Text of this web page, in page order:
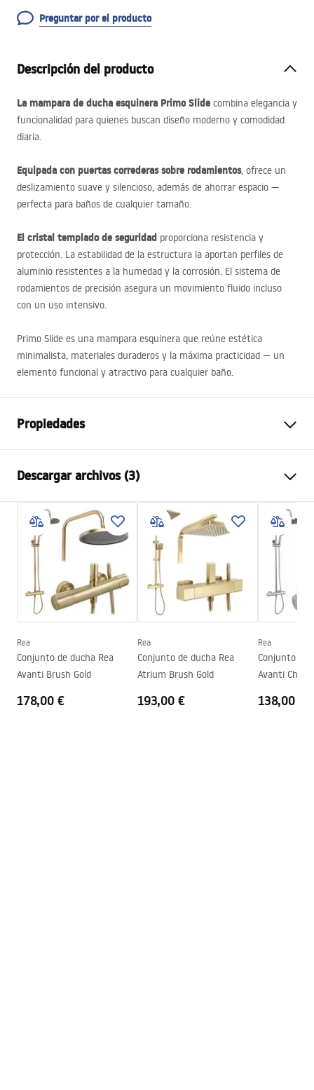
Preguntar por el producto
Descripción del producto
La mampara de ducha esquinera Primo Slide combina elegancia y
funcionalidad para quienes buscan diseño moderno y comodidad
diaria.
Equipada con puertas correderas sobre rodamientos, ofrece un
deslizamiento suave y silencioso, además de ahorrar espacio —
perfecta para baños de cualquier tamaño.
El cristal templado de seguridad proporciona resistencia y
protección. La estabilidad de la estructura la aportan perfiles de
aluminio resistentes a la humedad y la corrosión. El sistema de
rodamientos de precisión asegura un movimiento fluido incluso
con un uso intensivo.
Primo Slide es una mampara esquinera que reúne estética
minimalista, materiales duraderos y la máxima practicidad — un
elemento funcional y atractivo para cualquier baño.
Propiedades
Color
Tipo de cabina
Esquina
Color del vidrio
Transparent 4mm
Método de apertura
Corredizo
Seria
Montaje
En el plato de ducha o en el
suelo
Dirección de la cabina
Izquierda o Derecha
Garantía
2 años
Revestimiento Easy Clean
No
Descargar archivos (3)
Warunki bezpieczeństwa
WARUNKI BEZPIECZENSTWA KABINY DRZWI
Instrucciones de montaje
Kabina Primo Slide.pdf
Rea
Conjunto de ducha Rea
Avanti Brush Gold
178,00 €
Rea
Conjunto de ducha Rea
Atrium Brush Gold
193,00 €
Rea
Conjunto de
Avanti
138,00 €